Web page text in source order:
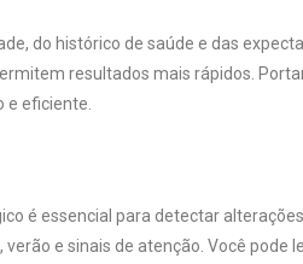
do histórico de saúde e das
resultados mais rápidos.
eficiente.
é essencial para detectar
e sinais de atenção. Você pode